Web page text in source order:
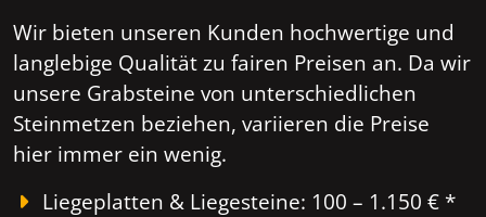
Wir bieten unseren Kunden hochwertige und
langlebige Qualität zu fairen Preisen an. Da wir
unsere Grabsteine von unterschiedlichen
Steinmetzen beziehen, variieren die Preise
hier immer ein wenig.
Liegeplatten & Liegesteine: 100 – 1.150 € *